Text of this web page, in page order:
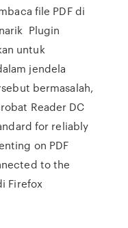
file PDF di
Plugin
untuk
jendela
bermasalah,
Reader DC
for reliably
on PDF
to the
Firefox